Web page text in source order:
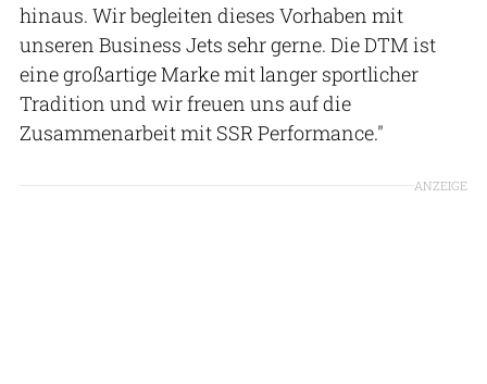
hinaus. Wir begleiten dieses Vorhaben mit
unseren Business Jets sehr gerne. Die DTM ist
eine großartige Marke mit langer sportlicher
Tradition und wir freuen uns auf die
Zusammenarbeit mit SSR Performance."
ANZEIGE